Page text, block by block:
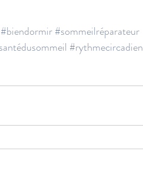
#biendormir#sommeilréparateur
#rythmecircadien